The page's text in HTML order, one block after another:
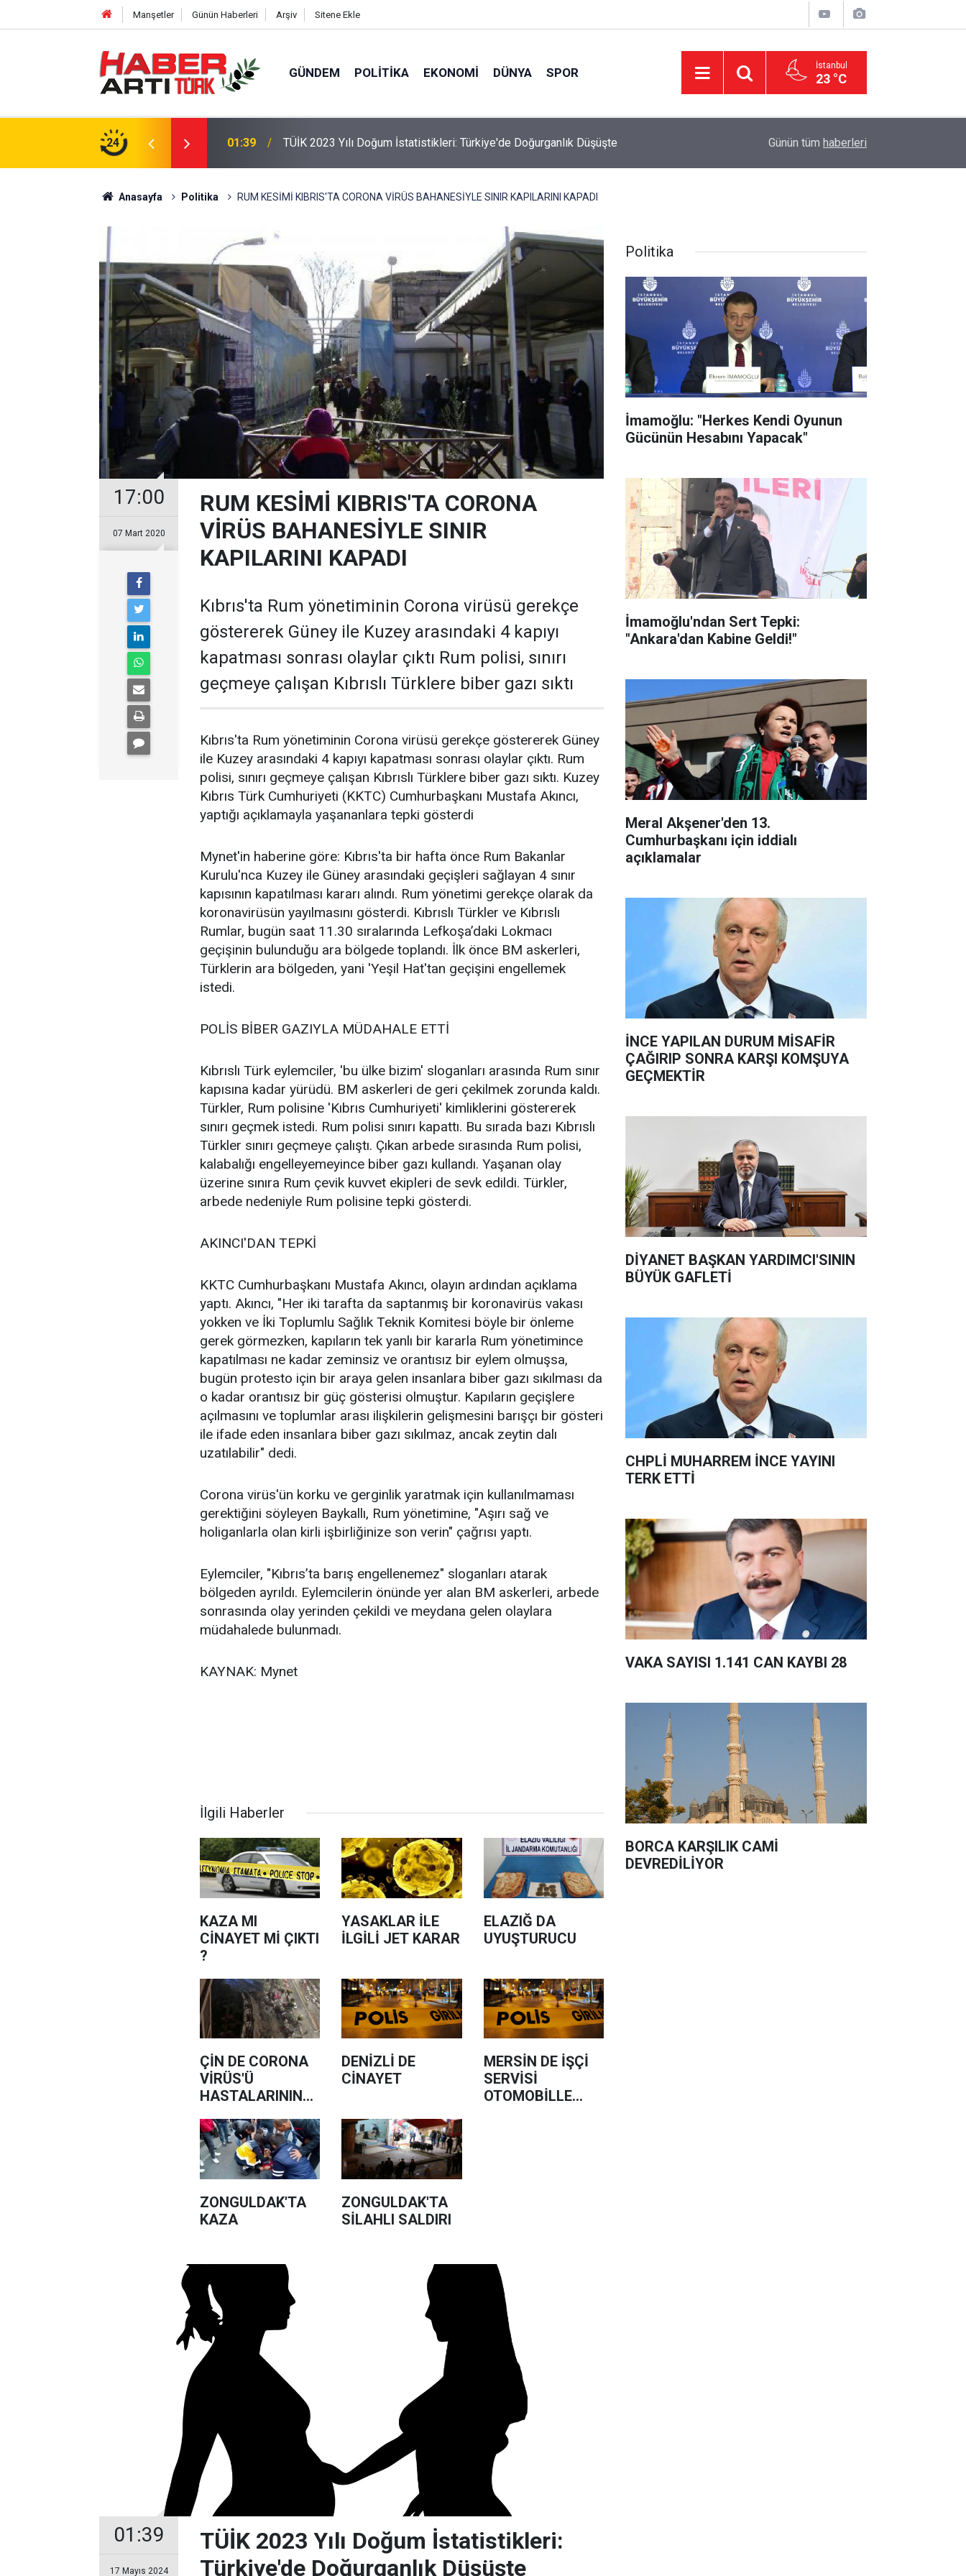
Manşetler Günün Haberleri Arşiv Sitene Ekle
GÜNDEM POLITIKA EKONOMI DÜNYA SPOR İstanbul
23 °C
24
Türkiye'de Doğurganlık Düşüşte 22:47 16 Maddelik Maden Kanunu Teklif Kabul Edildi DEVA Partisi'nde Büyük Kongre Hazırlıkları
Günün tüm haberleri
Anasayfa Politika RUM KESİMİ KIBRIS'TA CORONA VİRÜS BAHANESİYLE SINIR KAPILARINI KAPADI
17:00
07 Mart 2020
RUM KESİMİ KIBRIS'TA CORONA
VİRÜS BAHANESİYLE SINIR
KAPILARINI KAPADI
Kıbrıs'ta Rum yönetiminin Corona virüsü gerekçe
göstererek Güney ile Kuzey arasındaki 4 kapıyı
kapatması sonrası olaylar çıktı Rum polisi, sınırı
geçmeye çalışan Kıbrıslı Türklere biber gazı sıktı
Kıbrıs'ta Rum yönetiminin Corona virüsü gerekçe göstererek Güney
ile Kuzey arasındaki 4 kapıyı kapatması sonrası olaylar çıktı. Rum
polisi, sınırı geçmeye çalışan Kıbrıslı Türklere biber gazı sıktı. Kuzey
Kıbrıs Türk Cumhuriyeti (KKTC) Cumhurbaşkanı Mustafa Akıncı,
yaptığı açıklamayla yaşananlara tepki gösterdi
Mynet'in haberine göre: Kıbrıs'ta bir hafta önce Rum Bakanlar
Kurulu'nca Kuzey ile Güney arasındaki geçişleri sağlayan 4 sınır
kapısının kapatılması kararı alındı. Rum yönetimi gerekçe olarak da
koronavirüsün yayılmasını gösterdi. Kıbrıslı Türkler ve Kıbrıslı
Rumlar, bugün saat 11.30 sıralarında Lefkoşa’daki Lokmacı
geçişinin bulunduğu ara bölgede toplandı. İlk önce BM askerleri,
Türklerin ara bölgeden, yani 'Yeşil Hat'tan geçişini engellemek
istedi.
POLİS BİBER GAZIYLA MÜDAHALE ETTİ
Kıbrıslı Türk eylemciler, 'bu ülke bizim' sloganları arasında Rum sınır
kapısına kadar yürüdü. BM askerleri de geri çekilmek zorunda kaldı.
Türkler, Rum polisine 'Kıbrıs Cumhuriyeti' kimliklerini göstererek
sınırı geçmek istedi. Rum polisi sınırı kapattı. Bu sırada bazı Kıbrıslı
Türkler sınırı geçmeye çalıştı. Çıkan arbede sırasında Rum polisi,
kalabalığı engelleyemeyince biber gazı kullandı. Yaşanan olay
üzerine sınıra Rum çevik kuvvet ekipleri de sevk edildi. Türkler,
arbede nedeniyle Rum polisine tepki gösterdi.
AKINCI'DAN TEPKİ
KKTC Cumhurbaşkanı Mustafa Akıncı, olayın ardından açıklama
yaptı. Akıncı, "Her iki tarafta da saptanmış bir koronavirüs vakası
yokken ve İki Toplumlu Sağlık Teknik Komitesi böyle bir önleme
gerek görmezken, kapıların tek yanlı bir kararla Rum yönetimince
kapatılması ne kadar zeminsiz ve orantısız bir eylem olmuşsa,
bugün protesto için bir araya gelen insanlara biber gazı sıkılması da
o kadar orantısız bir güç gösterisi olmuştur. Kapıların geçişlere
açılmasını ve toplumlar arası ilişkilerin gelişmesini barışçı bir gösteri
ile ifade eden insanlara biber gazı sıkılmaz, ancak zeytin dalı
uzatılabilir" dedi.
Corona virüs'ün korku ve gerginlik yaratmak için kullanılmaması
gerektiğini söyleyen Baykallı, Rum yönetimine, "Aşırı sağ ve
holiganlarla olan kirli işbirliğinize son verin" çağrısı yaptı.
Eylemciler, "Kıbrıs’ta barış engellenemez" sloganları atarak
bölgeden ayrıldı. Eylemcilerin önünde yer alan BM askerleri, arbede
sonrasında olay yerinden çekildi ve meydana gelen olaylara
müdahalede bulunmadı.
KAYNAK: Mynet
İlgili Haberler
KAZA MI
CİNAYET Mİ ÇIKTI
?
YASAKLAR İLE
İLGİLİ JET KARAR
ELAZIĞ DA
UYUŞTURUCU
ÇİN DE CORONA
VİRÜS'Ü
HASTALARININ
ÇÖKTÜ
DENİZLİ DE
CİNAYET
MERSİN DE İŞÇİ
SERVİSİ
OTOMOBİLLE
ZONGULDAK'TA
KAZA
ZONGULDAK'TA
SİLAHLI SALDIRI
01:39
17 Mayıs 2024
TÜİK 2023 Yılı Doğum İstatistikleri:
Türkiye'de Doğurganlık Düşüşte
Politika
İmamoğlu: "Herkes Kendi Oyunun
Gücünün Hesabını Yapacak"
İmamoğlu'ndan Sert Tepki:
"Ankara'dan Kabine Geldi!"
Meral Akşener'den 13.
Cumhurbaşkanı için iddialı
açıklamalar
İNCE YAPILAN DURUM MİSAFİR
ÇAĞIRIP SONRA KARŞI KOMŞUYA
GEÇMEKTİR
DİYANET BAŞKAN YARDIMCI'SININ
BÜYÜK GAFLETİ
CHPLİ MUHARREM İNCE YAYINI
TERK ETTİ
VAKA SAYISI 1.141 CAN KAYBI 28
BORCA KARŞILIK CAMİ
DEVREDİLİYOR